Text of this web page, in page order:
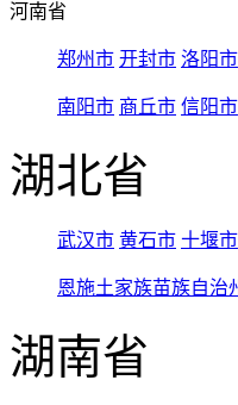
河南省
郑州市 开封市 洛阳市
南阳市 商丘市 信阳市
湖北省
武汉市 黄石市 十堰市
恩施土家族苗族自治
湖南省